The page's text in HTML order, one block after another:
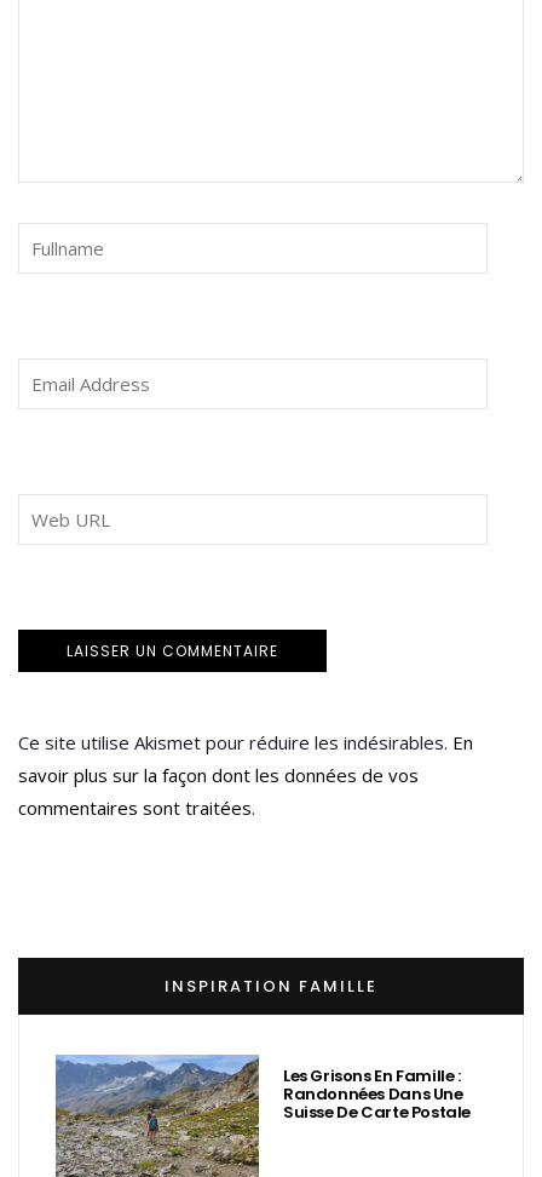
Ce site utilise Akismet pour réduire les indésirables. En
savoir plus sur la façon dont les données de vos
commentaires sont traitées.
INSPIRATION FAMILLE
Les Grisons En Famille :
Randonnées Dans Une
Suisse De Carte Postale